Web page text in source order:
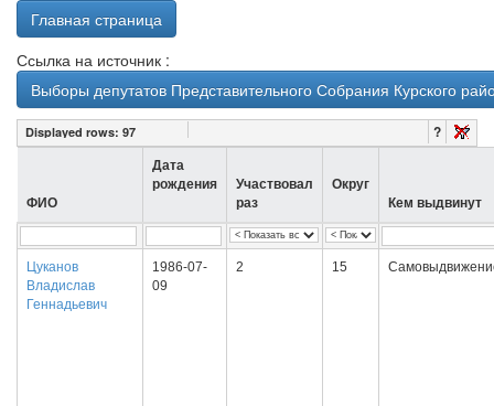
Главная страница
Ссылка на источник :
Выборы депутатов Представительного Собрания Курского
Displayed rows: 97 ?
ФИО
Дата
рождения
Участвовал
раз
Округ
Кем выдвинут
Цуканов
Владислав
Геннадьевич
1986-07-
09
2 15